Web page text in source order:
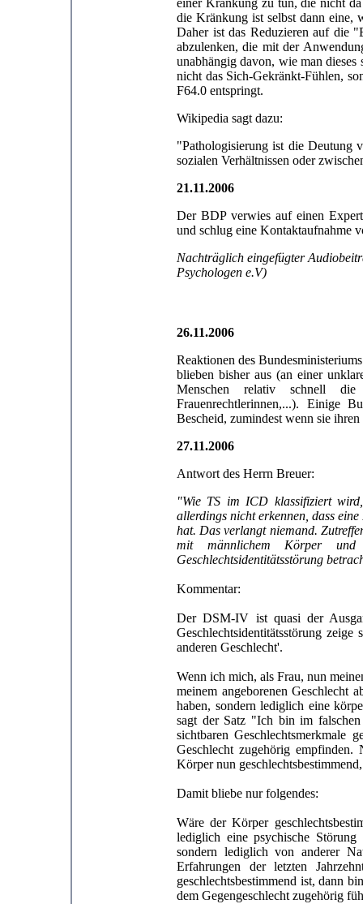
einer Kränkung zu tun, die nicht
die Kränkung ist selbst dann eine,
Daher ist das Reduzieren auf die
abzulenken, die mit der
unabhängig davon, wie man
nicht das Sich-Gekränkt-Fühlen,
F64.0 entspringt.
Wikipedia sagt dazu:
"Pathologisierung ist die Deutung
sozialen Verhältnissen oder
21.11.2006
Der BDP verwies auf einen
und schlug eine Kontaktaufnahme
Nachträglich eingefügter
Psychologen e.V)
26.11.2006
Reaktionen des
blieben bisher aus (an einer
Menschen relativ schnell die
Frauenrechtlerinnen,...). Einige
Bescheid, zumindest wenn sie
27.11.2006
Antwort des Herrn Breuer:
"Wie TS im ICD klassifiziert
allerdings nicht erkennen, dass
hat. Das verlangt niemand.
mit männlichem Körper
Geschlechtsidentitätsstörung
Kommentar:
Der DSM-IV ist quasi der
Geschlechtsidentitätsstörung
anderen Geschlecht'.
Wenn ich mich, als Frau, nun
meinem angeborenen Geschlecht
haben, sondern lediglich eine
sagt der Satz "Ich bin im
sichtbaren Geschlechtsmerkmale
Geschlecht zugehörig
Körper nun
Damit bliebe nur folgendes:
Wäre der Körper
lediglich eine psychische
sondern lediglich von anderer
Erfahrungen der letzten
geschlechtsbestimmend ist, dann
dem Gegengeschlecht zugehörig